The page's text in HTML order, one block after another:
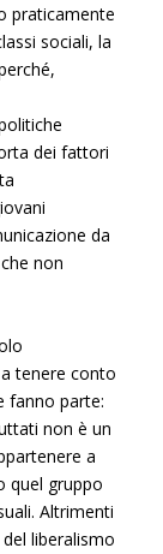
praticamente
sociali, la
dei fattori
da
non
tenere conto
fanno parte:
non è un
a
quel gruppo
Altrimenti
liberalismo